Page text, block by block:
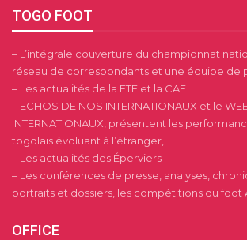
TOGO FOOT
– L’intégrale couverture du championnat
réseau de correspondants et une équipe de
– Les actualités de la FTF et la CAF
– ECHOS DE NOS INTERNATIONAUX et le
INTERNATIONAUX, présentent les
togolais évoluant à l’étranger,
– Les actualités des Éperviers
– Les conférences de presse, analyses,
portraits et dossiers, les compétitions du foot
OFFICE